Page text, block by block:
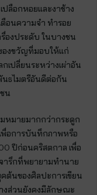
ลือกหอยและงาช้าง
อนความจำ ทำรอย
องประดับ ในบางชน
องขวัญที่มอบให้แก่
เปลี่ยนระหว่างเผ่าอัน
นธไมตรีอันดีต่อกัน
น
หมายมากกว่ากระดูก
พื่อการบันทึกภาพหรือ
ปีก่อนคริสตกาล เพื่อ
ารึกที่พยายามทำนาย
นของศิลปะการเขียน
งส่วนยังคงมีลักษณะ